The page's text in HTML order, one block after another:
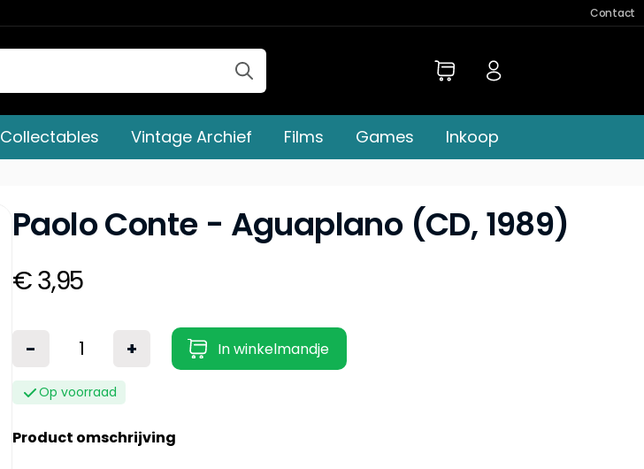
Contact
Collectables Vintage Archief Films Games Inkoop
Paolo Conte - Aguaplano (CD, 1989)
€ 3,95
- + In winkelmandje
Op voorraad
Product omschrijving